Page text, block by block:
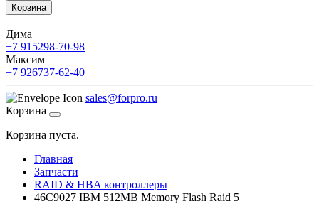
Корзина
Дима
+7 915298-70-98
Максим
+7 926737-62-40
sales@forpro.ru
Корзина
Корзина пуста.
Главная
Запчасти
RAID & HBA контроллеры
46C9027 IBM 512MB Memory Flash Raid 5